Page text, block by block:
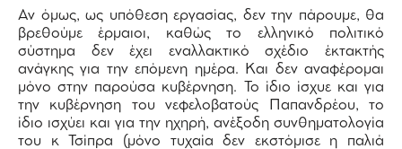
Αν όμως, ως υπόθεση εργασίας, δεν την πάρουμε, θα
βρεθούμε έρμαιοι, καθώς το ελληνικό πολιτικό
σύστημα δεν έχει εναλλακτικό σχέδιο έκτακτής
ανάγκης για την επόμενη ημέρα. Και δεν αναφέρομαι
μόνο στην παρούσα κυβέρνηση. Το ίδιο ίσχυε και για
την κυβέρνηση του νεφελοβατούς Παπανδρέου, το
ίδιο ισχύει και για την ηχηρή, ανέξοδη συνθηματολογία
του κ Τσίπρα (μόνο τυχαία δεν εκστόμισε η παλιά